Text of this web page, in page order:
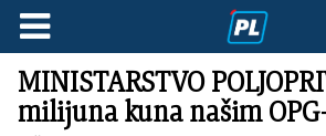
MINISTARSTVO
milijuna kuna našim